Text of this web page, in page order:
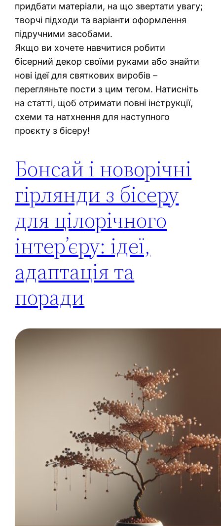
придбати матеріали, на що звертати увагу;
творчі підходи та варіанти оформлення
підручними засобами.
Якщо ви хочете навчитися робити
бісерний декор своїми руками або знайти
нові ідеї для святкових виробів –
перегляньте пости з цим тегом. Натисніть
на статті, щоб отримати повні інструкції,
схеми та натхнення для наступного
проєкту з бісеру!
Бонсай і новорічні
гірлянди з бісеру
для цілорічного
інтер’єру: ідеї,
адаптація та
поради